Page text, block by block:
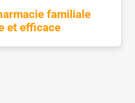
familiale
et efficace